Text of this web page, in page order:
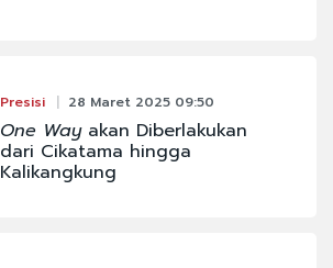
Presisi 28 Maret 2025 09:50
One Wayakan Diberlakukan
dari Cikatama hingga
Kalikangkung